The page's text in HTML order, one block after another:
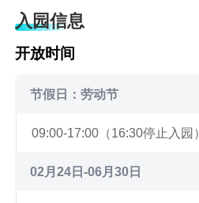
入园信息
开放时间
节假日：劳动节
09:00-17:00（16:30停止入园）
02月24日-06月30日